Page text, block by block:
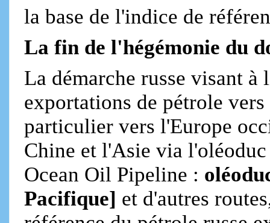
la base de l'indice de
La fin de l'hégémonie du
La démarche russe visant
exportations de pétrole
particulier vers l'Europe
Chine et l'Asie via
Ocean Oil Pipeline :
Pacifique] et d'autres